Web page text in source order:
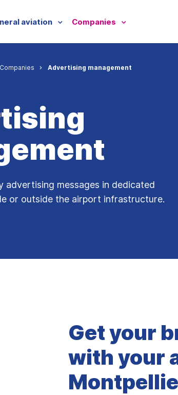
aviation Companies
Companies Advertising management
advertising messages in dedicated
or outside the airport infrastructure.
Get your
with your